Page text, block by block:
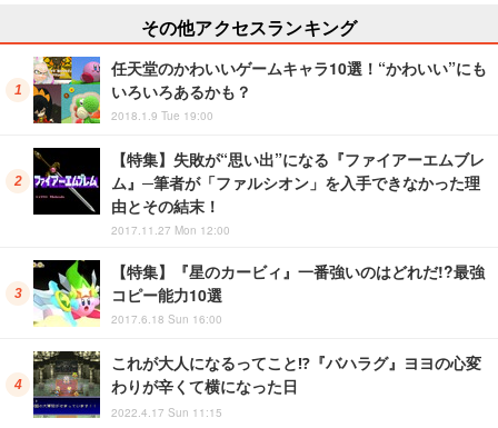
その他アクセスランキング
任天堂のかわいいゲームキャラ10選！“かわいい”にも
いろいろあるかも？
2018.1.9 Tue 19:00
【特集】失敗が“思い出”になる『ファイアーエムブレ
ム』─筆者が「ファルシオン」を入手できなかった理
由とその結末！
2017.11.27 Mon 12:00
【特集】『星のカービィ』一番強いのはどれだ!?最強
コピー能力10選
2017.6.18 Sun 16:00
これが大人になるってこと!?『バハラグ』ヨヨの心変
わりが辛くて横になった日
2022.4.17 Sun 11:15